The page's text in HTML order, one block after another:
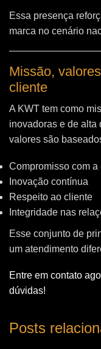
Essa presença
marca no cenário
Missão,
cliente
A KWT tem como
inovadoras e de alta
valores são
Compromisso com a
Inovação contínua
Respeito ao cliente
Integridade nas
Esse conjunto de
um atendimento
Entre em contato
dúvidas!
Posts